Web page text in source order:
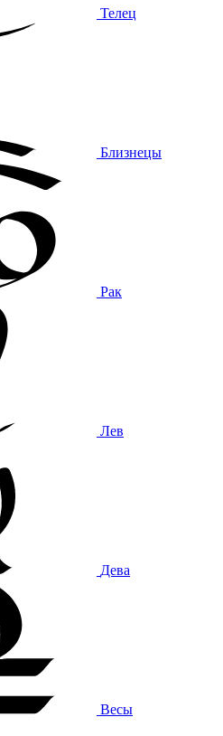
Телец
Близнецы
Рак
Лев
Дева
Весы